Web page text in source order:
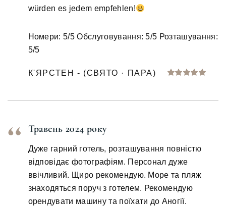
würden es jedem empfehlen!
Номери: 5/5 Обслуговування: 5/5 Розташування:
5/5
К'ЯРСТЕН - (СВЯТО · ПАРА)
Травень 2024 року
Дуже гарний готель, розташування повністю
відповідає фотографіям. Персонал дуже
ввічливий. Щиро рекомендую. Море та пляж
знаходяться поруч з готелем. Рекомендую
орендувати машину та поїхати до Аногії.